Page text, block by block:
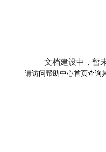
文档建设中，暂
请访问帮助中心首页查询